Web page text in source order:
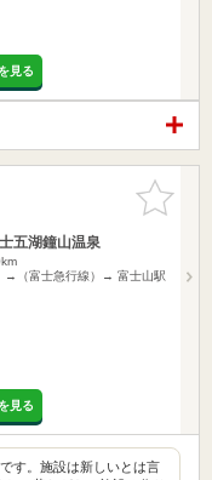
見る
お気に入
りに追加
五湖鐘山温泉
（富士急行線）→ 富士山駅
見る
す。施設は新しいとは言